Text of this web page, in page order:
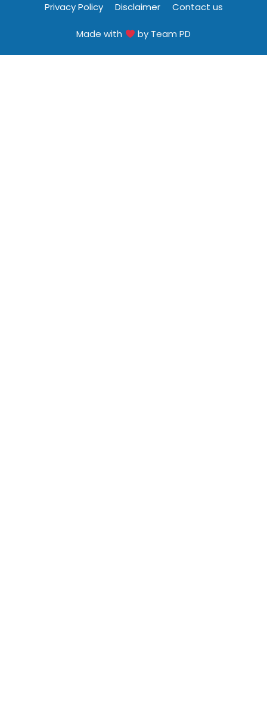
Privacy Policy Disclaimer Contact us
Made with by Team PD